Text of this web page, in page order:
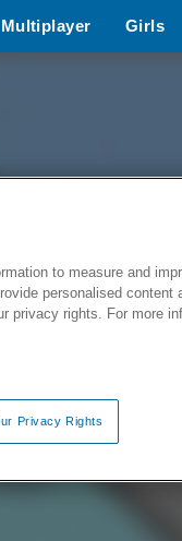
Multiplayer Girls
to measure and
personalised
privacy rights. For more
Privacy Rights